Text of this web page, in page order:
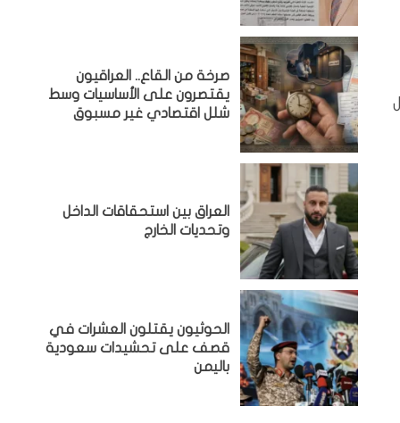
صرخة من القاع.. العراقيون
يقتصرون على الأساسيات وسط
شلل اقتصادي غير مسبوق
‏العراق بين استحقاقات الداخل
وتحديات الخارج
الحوثيون يقتلون العشرات في
قصف على تحشيدات سعودية
باليمن